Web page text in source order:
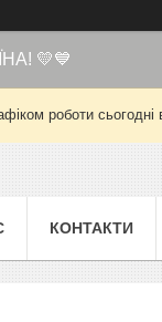
💛💙
роботи
КОНТАКТИ